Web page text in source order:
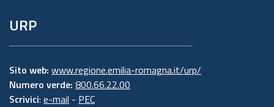
URP
Sito web: www.regione.emilia-romagna.it/urp/
Numero verde: 800.66.22.00
Scrivici: e-mail - PEC